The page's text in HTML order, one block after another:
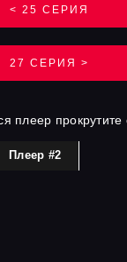
< 25 СЕРИЯ
27 СЕРИЯ >
плеер прокрутите
Плеер #2